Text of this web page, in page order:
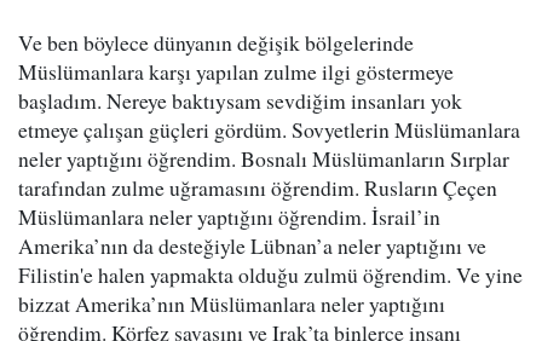
Ve ben böylece dünyanın değişik bölgelerinde
Müslümanlara karşı yapılan zulme ilgi göstermeye
başladım. Nereye baktıysam sevdiğim insanları yok
etmeye çalışan güçleri gördüm. Sovyetlerin Müslümanlara
neler yaptığını öğrendim. Bosnalı Müslümanların Sırplar
tarafından zulme uğramasını öğrendim. Rusların Çeçen
Müslümanlara neler yaptığını öğrendim. İsrail’in
Amerika’nın da desteğiyle Lübnan’a neler yaptığını ve
Filistin'e halen yapmakta olduğu zulmü öğrendim. Ve yine
bizzat Amerika’nın Müslümanlara neler yaptığını
öğrendim. Körfez savaşını ve Irak’ta binlerce insanı